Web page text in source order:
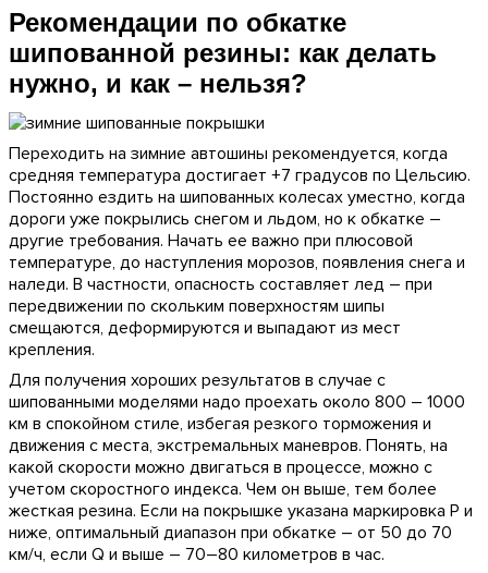
Рекомендации по обкатке
шипованной резины: как делать
нужно, и как – нельзя?
Переходить на зимние автошины рекомендуется, когда
средняя температура достигает +7 градусов по Цельсию.
Постоянно ездить на шипованных колесах уместно, когда
дороги уже покрылись снегом и льдом, но к обкатке –
другие требования. Начать ее важно при плюсовой
температуре, до наступления морозов, появления снега и
наледи. В частности, опасность составляет лед – при
передвижении по скольким поверхностям шипы
смещаются, деформируются и выпадают из мест
крепления.
Для получения хороших результатов в случае с
шипованными моделями надо проехать около 800 – 1000
км в спокойном стиле, избегая резкого торможения и
движения с места, экстремальных маневров. Понять, на
какой скорости можно двигаться в процессе, можно с
учетом скоростного индекса. Чем он выше, тем более
жесткая резина. Если на покрышке указана маркировка Р и
ниже, оптимальный диапазон при обкатке – от 50 до 70
км/ч, если Q и выше – 70–80 километров в час.